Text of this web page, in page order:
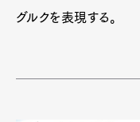
グルクを表現する。